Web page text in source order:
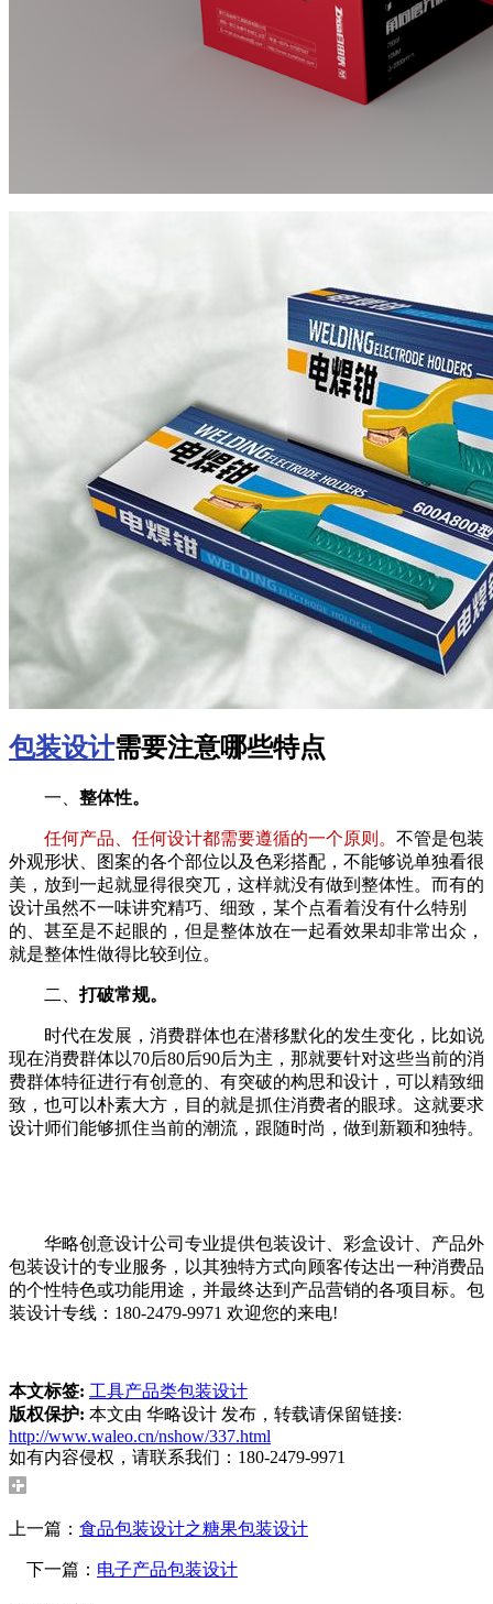
包装设计需要注意哪些特点
一、 整体性。
任何产品、任何设计都需要遵循的一个原则。 不管是包装
外观形状、图案的各个部位以及色彩搭配，不能够说单独看很
美，放到一起就显得很突兀，这样就没有做到整体性。而有的
设计虽然不一味讲究精巧、细致，某个点看着没有什么特别
的、甚至是不起眼的，但是整体放在一起看效果却非常出众，
就是整体性做得比较到位。
二、打破常规。
时代在发展，消费群体也在潜移默化的发生变化，比如说
现在消费群体以70后80后90后为主，那就要针对这些当前的消
费群体特征进行有创意的、有突破的构思和设计，可以精致细
致，也可以朴素大方，目的就是抓住消费者的眼球。这就要求
设计师们能够抓住当前的潮流，跟随时尚，做到新颖和独特。
华略创意设计公司专业提供包装设计、彩盒设计、产品外
包装设计的专业服务，以其独特方式向顾客传达出一种消费品
的个性特色或功能用途，并最终达到产品营销的各项目标。包
装设计专线：180-2479-9971 欢迎您的来电!
本文标签: 工具产品类包装设计
版权保护: 本文由 华略设计 发布，转载请保留链接:
http://www.waleo.cn/nshow/337.html
如有内容侵权，请联系我们：180-2479-9971
上一篇： 食品包装设计之糖果包装设计
下一篇： 电子产品包装设计